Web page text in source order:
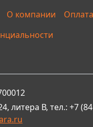
О компании
Оплата
литера В, тел.: +7